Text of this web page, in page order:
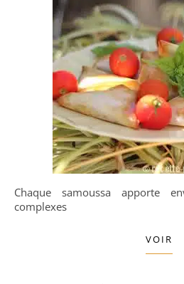
Chaque samoussa apporte environ 6g de glucides
complexes
VOIR